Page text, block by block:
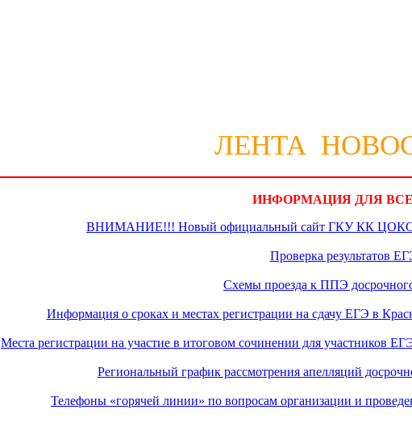
ЛЕНТА
ИНФОРМАЦИЯ ДЛЯ
ВНИМАНИЕ!!! Новый официальный сайт ГКУ КК ЦОКО
Проверка результатов
Схемы проезда к ППЭ
Информация о сроках и местах регистрации на сдачу ЕГЭ в
Места регистрации на участие в итоговом сочинении для участников
Региональный график рассмотрения апелляций
Телефоны «горячей линии» по вопросам организации и